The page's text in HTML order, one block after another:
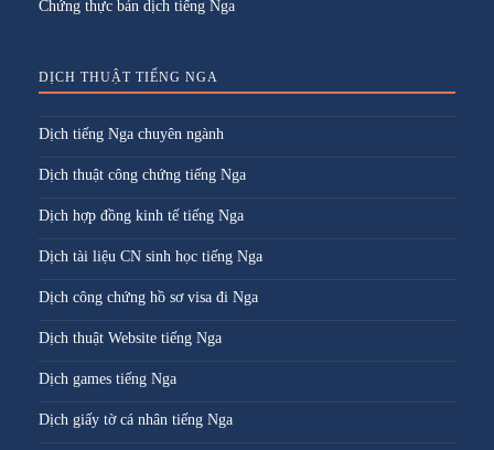
Chứng thực bản dịch tiếng Nga
DỊCH THUẬT TIẾNG NGA
Dịch tiếng Nga chuyên ngành
Dịch thuật công chứng tiếng Nga
Dịch hợp đồng kinh tế tiếng Nga
Dịch tài liệu CN sinh học tiếng Nga
Dịch công chứng hồ sơ visa đi Nga
Dịch thuật Website tiếng Nga
Dịch games tiếng Nga
Dịch giấy tờ cá nhân tiếng Nga